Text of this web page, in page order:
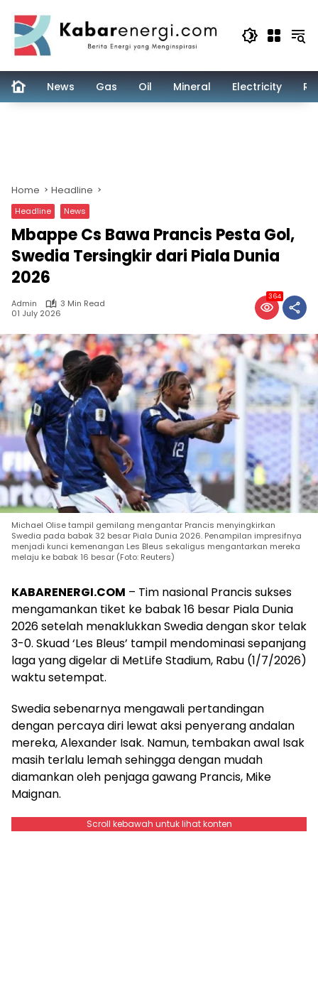
content
News Gas Oil Mineral Electricity
Home Headline
Headline News
Mbappe Cs Bawa Prancis Pesta Gol,
Swedia Tersingkir dari Piala Dunia
2026
Admin
3 Min Read
01 July 2026
364
Michael Olise tampil gemilang mengantar Prancis menyingkirkan
Swedia pada babak 32 besar Piala Dunia 2026. Penampilan impresifnya
menjadi kunci kemenangan Les Bleus sekaligus mengantarkan mereka
melaju ke babak 16 besar (Foto: Reuters)
KABARENERGI.COM – Tim nasional Prancis sukses
mengamankan tiket ke babak 16 besar Piala Dunia
2026 setelah menaklukkan Swedia dengan skor telak
3-0. Skuad ‘Les Bleus’ tampil mendominasi sepanjang
laga yang digelar di MetLife Stadium, Rabu (1/7/2026)
waktu setempat.
Swedia sebenarnya mengawali pertandingan
dengan percaya diri lewat aksi penyerang andalan
mereka, Alexander Isak. Namun, tembakan awal Isak
masih terlalu lemah sehingga dengan mudah
diamankan oleh penjaga gawang Prancis, Mike
Maignan.
Scroll kebawah untuk lihat konten